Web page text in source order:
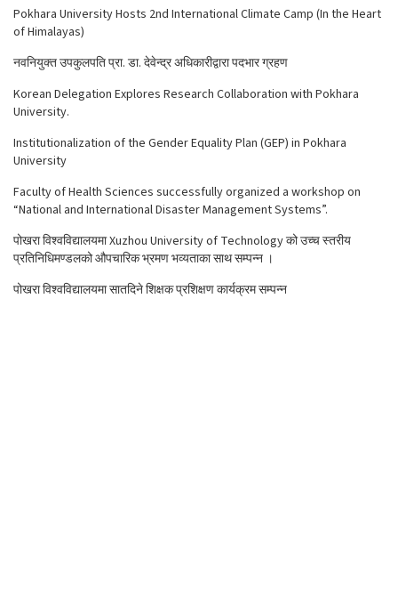
Pokhara University Hosts 2nd International Climate Camp (In the Heart
of Himalayas)
नवनियुक्त उपकुलपति प्रा. डा. देवेन्द्र अधिकारीद्वारा पदभार ग्रहण
Korean Delegation Explores Research Collaboration with Pokhara
University.
Institutionalization of the Gender Equality Plan (GEP) in Pokhara
University
Faculty of Health Sciences successfully organized a workshop on
“National and International Disaster Management Systems”.
पोखरा विश्वविद्यालयमा Xuzhou University of Technology को उच्च स्तरीय
प्रतिनिधिमण्डलको औपचारिक भ्रमण भव्यताका साथ सम्पन्न ।
पोखरा विश्वविद्यालयमा सातदिने शिक्षक प्रशिक्षण कार्यक्रम सम्पन्न